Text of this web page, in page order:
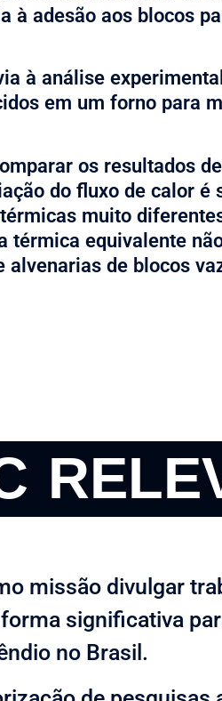
à adesão aos blocos
à análise
em um forno para
os resultados
do fluxo de calor é
muito
térmica equivalente
de blocos
missão divulgar
significativa
no Brasil.